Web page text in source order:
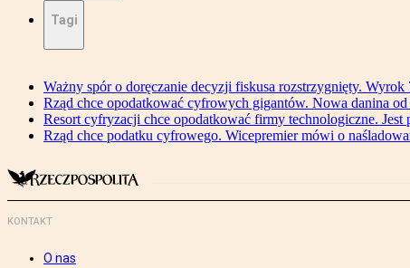
Tagi
Ważny spór o doręczanie decyzji fiskusa rozstrzygnięty.
Rząd chce opodatkować cyfrowych gigantów. Nowa danina
Resort cyfryzacji chce opodatkować firmy technologiczne. Jest
Rząd chce podatku cyfrowego. Wicepremier mówi o
KONTAKT
O nas